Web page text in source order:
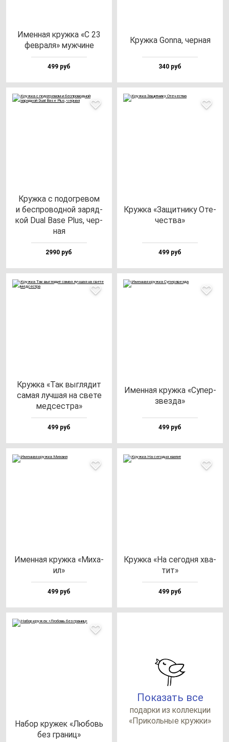
Имен­ная круж­ка «С 23
фев­ра­ля» муж­чи­не
499 руб
Круж­ка Gon­na, чер­ная
340 руб
Круж­ка с по­дог­ре­вом
и бес­про­вод­ной за­ряд­
кой Dual Base Plus, чер­
ная
2990 руб
Круж­ка «Защит­ни­ку Оте­
чес­тва»
499 руб
Круж­ка «Так выг­ля­дит
са­мая луч­шая на све­те
мед­сес­тра»
499 руб
Имен­ная круж­ка «Супер­
звез­да»
499 руб
Имен­ная круж­ка «Миха­
ил»
499 руб
Круж­ка «На се­год­ня хва­
тит»
499 руб
Набор кру­жек «Любовь
без гра­ниц»
Показать все
по­дар­ки из кол­лек­ции
«При­коль­ные круж­ки»